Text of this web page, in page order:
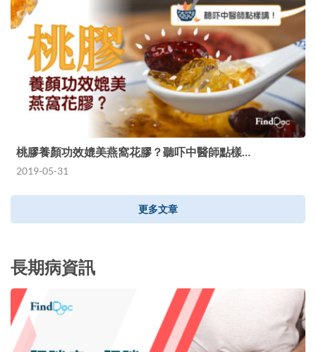
桃膠養顏功效媲美燕窩花膠？聽吓中醫師點樣…
2019-05-31
更多文章
長期病資訊